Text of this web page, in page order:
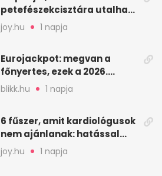
petefészekcisztára utalhat
– mire figyelj
joy.hu 1 napja
Eurojackpot: megvan a
főnyertes, ezek a 2026.
augusztus 7-i számok
blikk.hu 1 napja
6 fűszer, amit kardiológusok
nem ajánlanak: hatással
lehet a vérnyomásra
joy.hu 1 napja